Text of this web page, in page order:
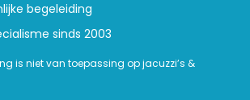
begeleiding
sinds 2003
is niet van toepassing op jacuzzi’s &